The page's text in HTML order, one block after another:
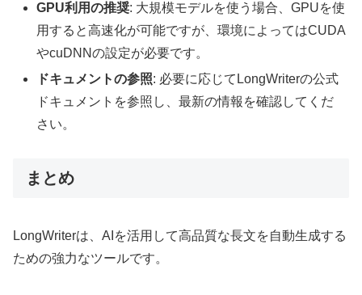
GPU利用の推奨: 大規模モデルを使う場合、GPUを使
用すると高速化が可能ですが、環境によってはCUDA
やcuDNNの設定が必要です。
ドキュメントの参照: 必要に応じてLongWriterの公式
ドキュメントを参照し、最新の情報を確認してくだ
さい。
まとめ
LongWriterは、AIを活用して高品質な長文を自動生成する
ための強力なツールです。